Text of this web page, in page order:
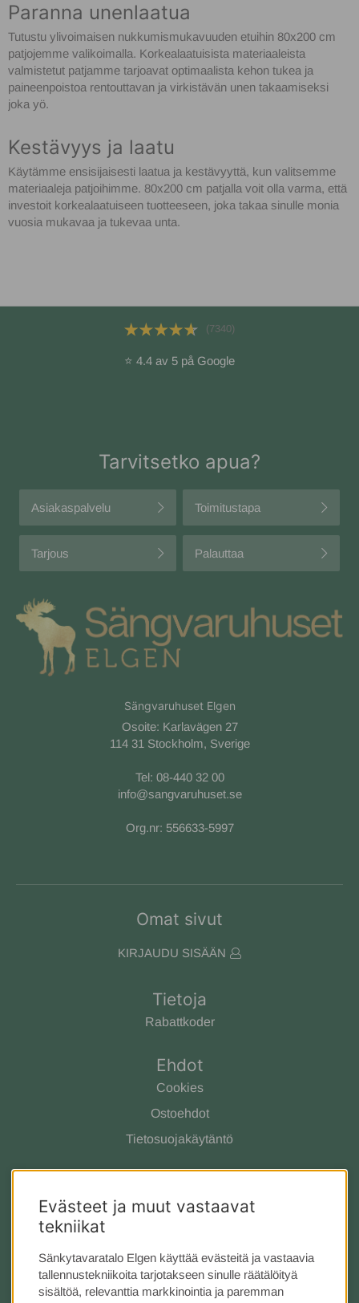
Paranna unenlaatua
Tutustu ylivoimaisen nukkumismukavuuden etuihin 80x200 cm
patjojemme valikoimalla. Korkealaatuisista materiaaleista
valmistetut patjamme tarjoavat optimaalista kehon tukea ja
paineenpoistoa rentouttavan ja virkistävän unen takaamiseksi
joka yö.
Kestävyys ja laatu
Käytämme ensisijaisesti laatua ja kestävyyttä, kun valitsemme
materiaaleja patjoihimme. 80x200 cm patjalla voit olla varma, että
investoit korkealaatuiseen tuotteeseen, joka takaa sinulle monia
vuosia mukavaa ja tukevaa unta.
(7340)
⭐ 4.4 av 5 på Google
Tarvitsetko apua?
Asiakaspalvelu Toimitustapa
Tarjous Palauttaa
Sängvaruhuset Elgen
Osoite: Karlavägen 27
114 31 Stockholm, Sverige
Tel: 08-440 32 00
info@sangvaruhuset.se
Org.nr: 556633-5997
Omat sivut
KIRJAUDU SISÄÄN
Tietoja
Rabattkoder
Ehdot
Cookies
Ostoehdot
Tietosuojakäytäntö
Meistä
Tarjous
Kauppa Tukholmassa
Evästeet ja muut vastaavat
tekniikat
Sänkytavaratalo Elgen käyttää evästeitä ja vastaavia
tallennustekniikoita tarjotakseen sinulle räätälöityä
sisältöä, relevanttia markkinointia ja paremman